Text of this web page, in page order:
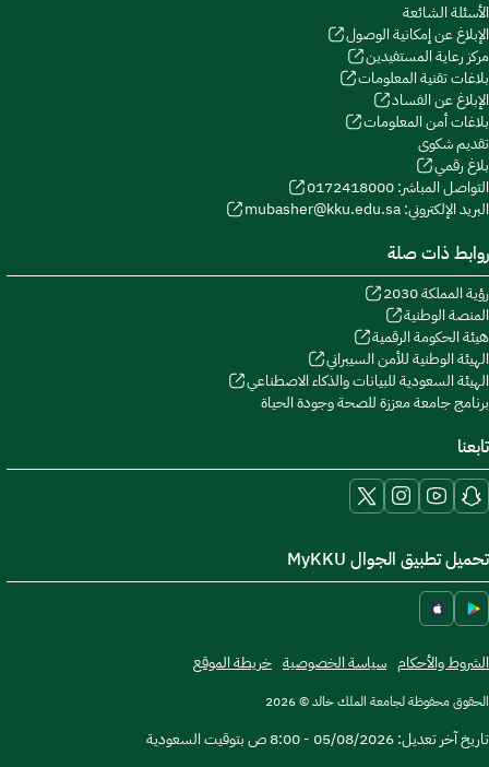
الأسئلة الشائعة
الإبلاغ عن إمكانية الوصول
مركز رعاية المستفيدين
بلاغات تقنية المعلومات
الإبلاغ عن الفساد
بلاغات أمن المعلومات
تقديم شكوى
بلاغ رقمي
التواصل المباشر: 0172418000
البريد الإلكتروني: mubasher@kku.edu.sa
روابط ذات صلة
رؤية المملكة 2030
المنصة الوطنية
هيئة الحكومة الرقمية
الهيئة الوطنية للأمن السيبراني
الهيئة السعودية للبيانات والذكاء الاصطناعي
برنامج جامعة معززة للصحة وجودة الحياة
تابعنا
تحميل تطبيق الجوال MyKKU
الشروط والأحكام سياسة الخصوصية خريطة الموقع
الحقوق محفوظة لجامعة الملك خالد © 2026
تاريخ آخر تعديل:05/08/2026 - 8:00 ص بتوقيت السعودية